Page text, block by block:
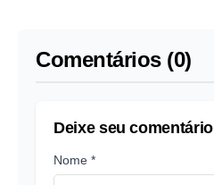
Comentários (0)
Deixe seu comentário
Nome *